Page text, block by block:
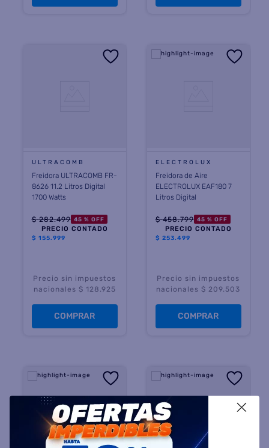
ULTRACOMB
Freidora ULTRACOMB FR-
8626 11.2 Litros Digital
1700 Watts
$ 282.499 45 % OFF
PRECIO CONTADO
$ 155.999
Precio sin impuestos
nacionales $ 128.925
COMPRAR
ELECTROLUX
Freidora de Aire
ELECTROLUX EAF180 7
Litros Digital
$ 458.799 45 % OFF
PRECIO CONTADO
$ 253.499
Precio sin impuestos
nacionales $ 209.503
COMPRAR
X